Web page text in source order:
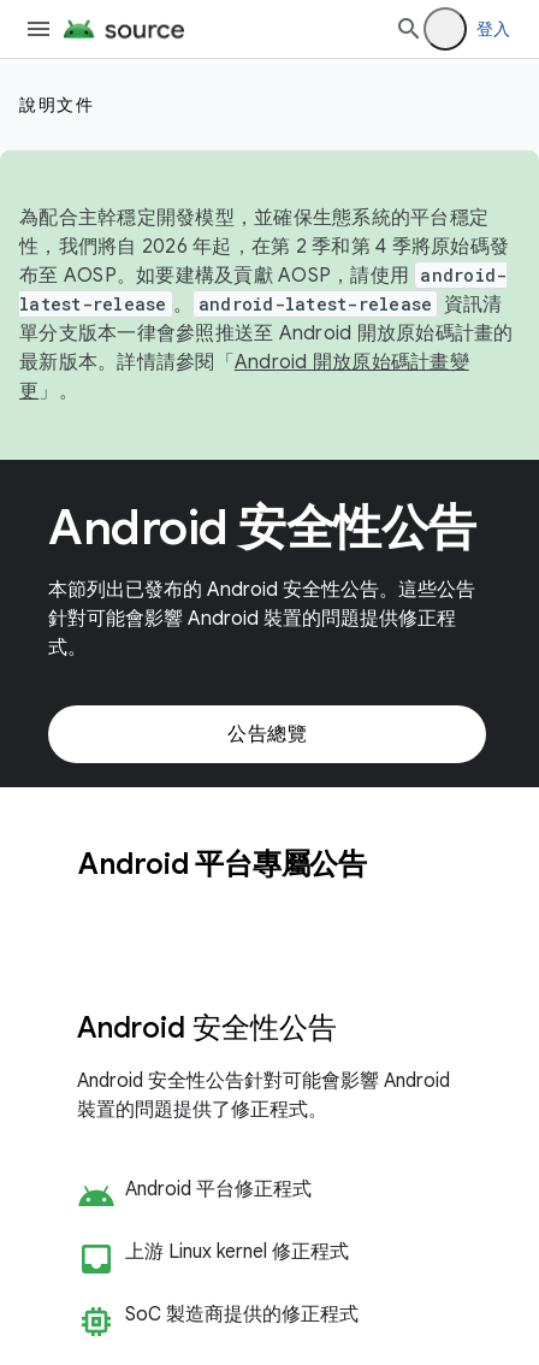
登入
說明文件
為配合主幹穩定開發模型，並確保生態系統的平台穩定
性，我們將自 2026 年起，在第 2 季和第 4 季將原始碼發
布至 AOSP。如要建構及貢獻 AOSP，請使用 android-
latest-release 。 android-latest-release
資訊清
單分支版本一律會參照推送至 Android 開放原始碼計畫的
最新版本。詳情請參閱「 Android 開放原始碼計畫變
更 」。
Android 安全性公告
本節列出已發布的 Android 安全性公告。這些公告
針對可能會影響 Android 裝置的問題提供修正程
式。
公告總覽
Android 平台專屬公告
Android 安全性公告
Android 安全性公告針對可能會影響 Android
裝置的問題提供了修正程式。
android Android 平台修正程式
inbox_customize
上游 Linux kernel 修正程式
memory SoC 製造商提供的修正程式